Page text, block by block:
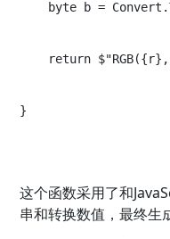
byte b =
return
}
这个函数采用了和
串和转换数值，最终生